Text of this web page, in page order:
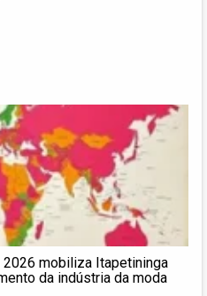
2026 mobiliza Itapetininga
da indústria da moda